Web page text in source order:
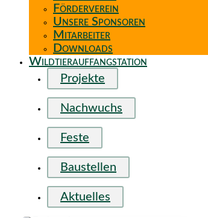
Förderverein
Unsere Sponsoren
Mitarbeiter
Downloads
Wildtierauffangstation
Projekte
Nachwuchs
Feste
Baustellen
Aktuelles